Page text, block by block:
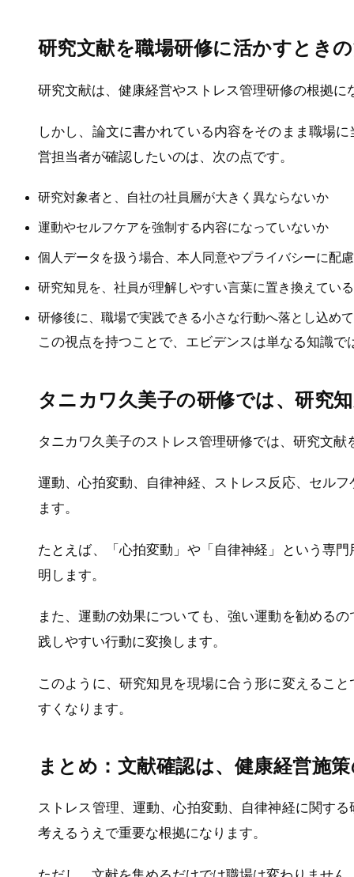
研究文献を職場研修に活かすとき
研究文献は、健康経営やストレス管理研修の根拠に
しかし、論文に書かれている内容をそのまま職場
営担当者が確認したいのは、次の点です。
研究対象者と、自社の社員層が大きく異ならないか
運動やセルフケアを強制する内容になっていないか
個人データを扱う場合、本人同意やプライバシーに配
研究知見を、社員が理解しやすい言葉に置き換えてい
研修後に、職場で実践できる小さな行動へ落とし込め
この視点を持つことで、エビデンスは単なる知識
タニカワ久美子の研修では、研究
タニカワ久美子のストレス管理研修では、研究文
運動、心拍変動、自律神経、ストレス反応、セル
ます。
たとえば、「心拍変動」や「自律神経」という専
明します。
また、運動の効果についても、強い運動を勧める
践しやすい行動に変換します。
このように、研究知見を現場に合う形に変えるこ
すくなります。
まとめ：文献確認は、健康経営施
ストレス管理、運動、心拍変動、自律神経に関す
考えるうえで重要な根拠になります。